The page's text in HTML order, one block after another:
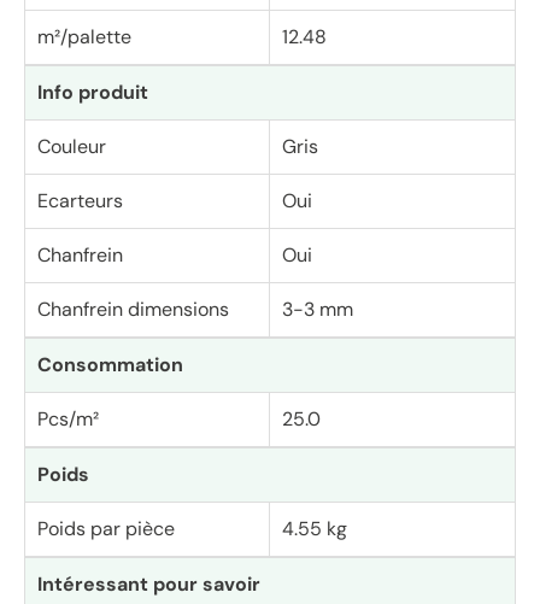
m²/palette 12.48
Info produit
Couleur Gris
Ecarteurs Oui
Chanfrein Oui
Chanfrein dimensions 3-3 mm
Consommation
Pcs/m² 25.0
Poids
Poids par pièce 4.55 kg
Intéressant pour savoir